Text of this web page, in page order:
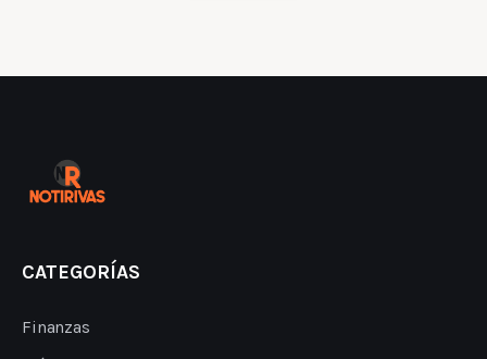
CATEGORÍAS
Finanzas